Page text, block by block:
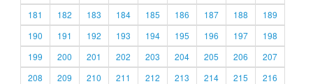
181
182 183 184 185 186 187 188
189
190
191 192 193 194 195 196 197
198
199
200 201 202 203 204 205 206
207
208
209 210 211 212 213 214 215
216